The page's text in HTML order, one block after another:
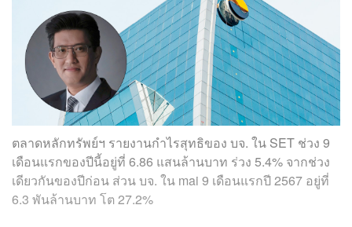
ตลาดหลักทรัพย์ฯ รายงานกำไรสุทธิของ บจ. ใน SET ช่วง 9
เดือนแรกของปีนี้อยู่ที่ 6.86 แสนล้านบาท ร่วง 5.4% จากช่วง
เดียวกันของปีก่อน ส่วน บจ. ใน mai 9 เดือนแรกปี 2567 อยู่ที่
6.3 พันล้านบาท โต 27.2%